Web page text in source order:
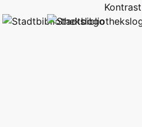
Kontrast